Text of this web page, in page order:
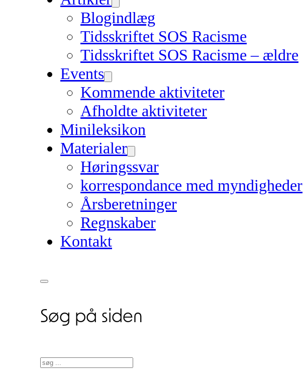
Blogindlæg
Tidsskriftet SOS Racisme
Tidsskriftet SOS Racisme – ældre
Events
Kommende aktiviteter
Afholdte aktiviteter
Minileksikon
Materialer
Høringssvar
korrespondance med myndigheder
Årsberetninger
Regnskaber
Kontakt
Søg på siden
Søg